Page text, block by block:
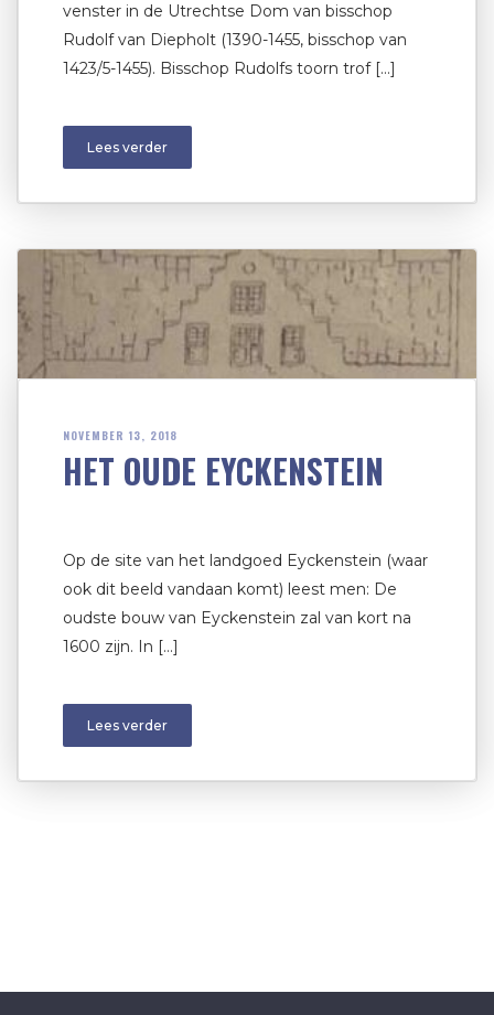
venster in de Utrechtse Dom van bisschop
Rudolf van Diepholt (1390-1455, bisschop van
1423/5-1455). Bisschop Rudolfs toorn trof […]
Lees verder
NOVEMBER 13, 2018
HET OUDE EYCKENSTEIN
Op de site van het landgoed Eyckenstein (waar
ook dit beeld vandaan komt) leest men: De
oudste bouw van Eyckenstein zal van kort na
1600 zijn. In […]
Lees verder